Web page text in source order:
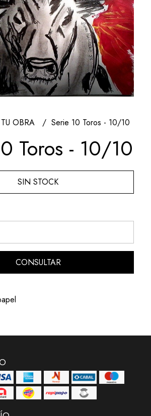
OBRA Serie 10 Toros - 10/10
Toros - 10/10
SIN STOCK
CONSULTAR